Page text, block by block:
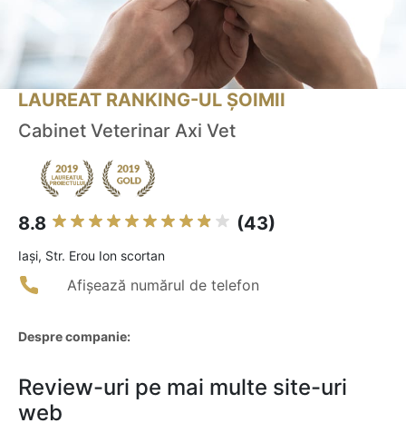
LAUREAT RANKING-UL ȘOIMII
Cabinet Veterinar Axi Vet
8.8 (43)
Iaşi, Str. Erou Ion scortan
Afișează numărul de telefon
Despre companie:
Review-uri pe mai multe site-uri
web